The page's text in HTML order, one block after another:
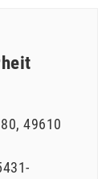
80 49610